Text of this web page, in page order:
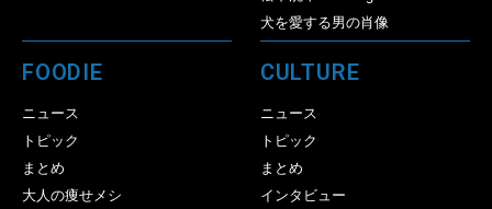
犬を愛する男の肖像
FOODIE
ニュース
トピック
まとめ
大人の痩せメシ
CULTURE
ニュース
トピック
まとめ
インタビュー